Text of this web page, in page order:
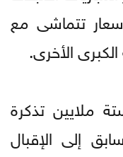
تتماشى مع
الأخرى.
ملايين تذكرة
إلى الإقبال